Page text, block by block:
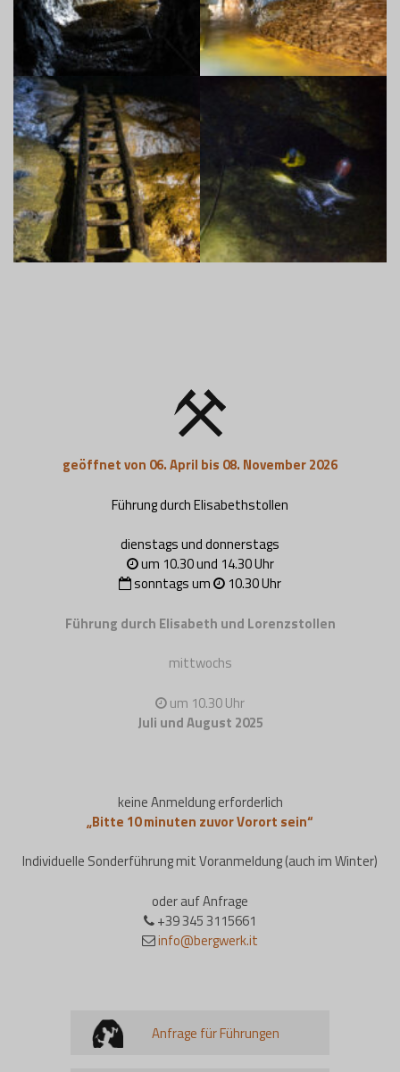
geöffnet von 06. April bis 08. November 2026
Führung durch Elisabethstollen
dienstags und donnerstags
um 10.30 und 14.30 Uhr
sonntags um
10.30 Uhr
Führung durch Elisabeth und Lorenzstollen
mittwochs
um 10.30 Uhr
Juli und August 2025
keine Anmeldung erforderlich
„Bitte 10 minuten zuvor Vorort sein“
Individuelle Sonderführung mit Voranmeldung (auch im Winter)
oder auf Anfrage
+39 345 3115661
info@bergwerk.it
Anfrage für Führungen